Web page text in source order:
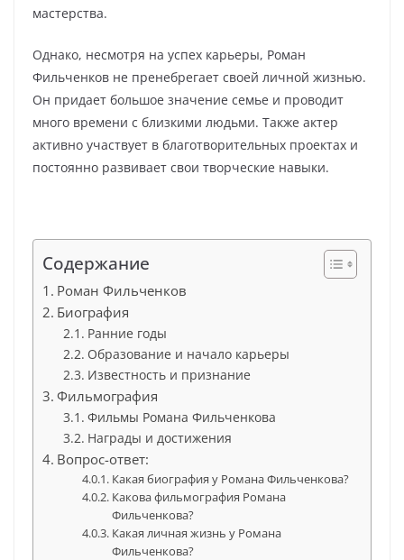
мастерства.
Однако, несмотря на успех карьеры, Роман
Фильченков не пренебрегает своей личной жизнью.
Он придает большое значение семье и проводит
много времени с близкими людьми. Также актер
активно участвует в благотворительных проектах и
постоянно развивает свои творческие навыки.
Содержание
Роман Фильченков
Биография
Ранние годы
Образование и начало карьеры
Известность и признание
Фильмография
Фильмы Романа Фильченкова
Награды и достижения
Вопрос-ответ:
Какая биография у Романа Фильченкова?
Какова фильмография Романа
Фильченкова?
Какая личная жизнь у Романа
Фильченкова?